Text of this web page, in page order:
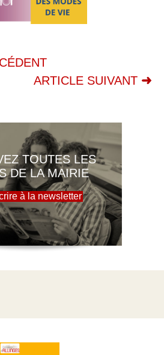
ARTICLE SUIVANT
TOUTES LES
DE LA MAIRIE
à la newsletter